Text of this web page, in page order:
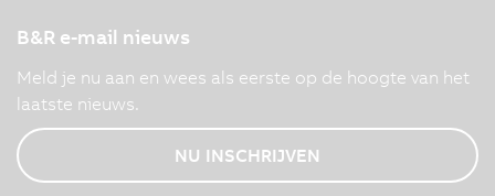
B&R e-mail nieuws
Meld je nu aan en wees als eerste op de hoogte van het
laatste nieuws.
NU INSCHRIJVEN